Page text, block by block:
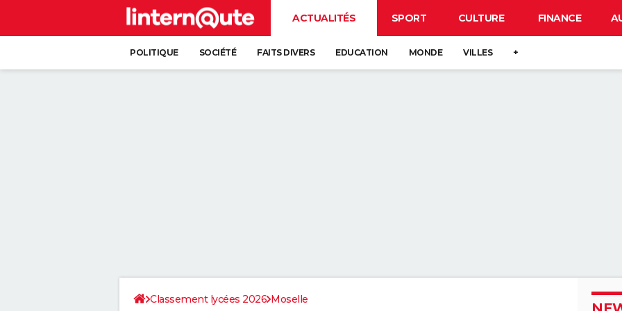
ACTUALITÉS SPORT CULTURE FINANCE
POLITIQUE SOCIÉTÉ FAITS DIVERS EDUCATION MONDE VILLES +
Classement lycées 2026 Moselle